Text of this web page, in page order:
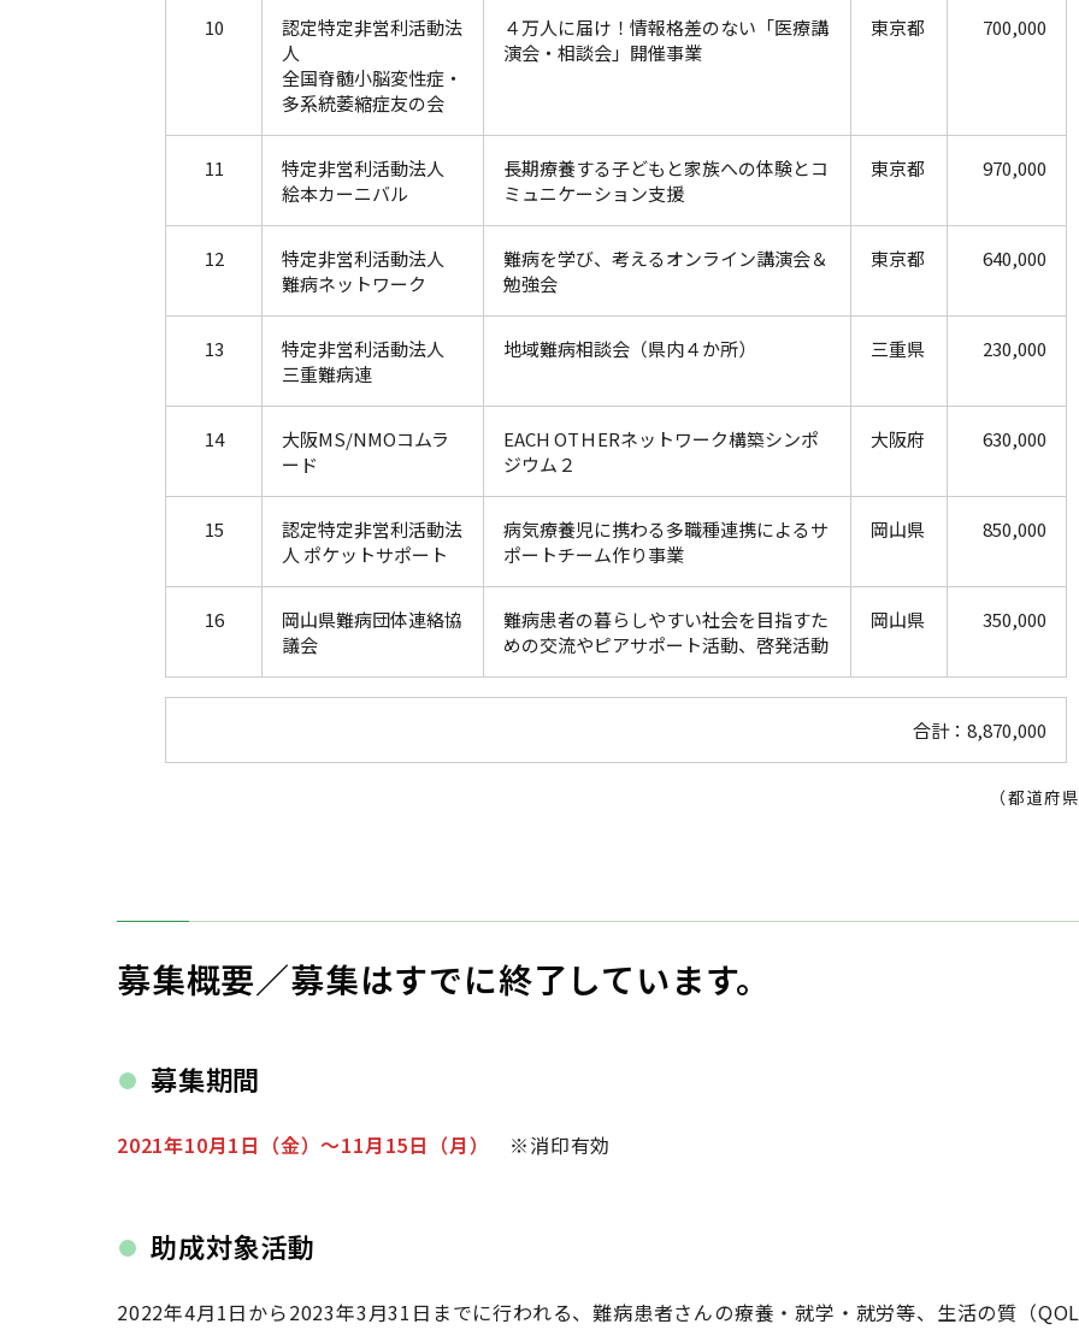
10
認定特定非営利活動法
人
全国脊髄小脳変性症・
多系統萎縮症友の会
４万人に届け！情報格差のない「医療講
演会・相談会」開催事業
東京都 700,000
11
特定非営利活動法人
絵本カーニバル
長期療養する子どもと家族への体験とコ
ミュニケーション支援
東京都 970,000
12
特定非営利活動法人
難病ネットワーク
難病を学び、考えるオンライン講演会＆
勉強会
東京都 640,000
13
特定非営利活動法人
三重難病連
地域難病相談会（県内４か所） 三重県 230,000
14
大阪MS/NMOコムラ
ード
EACH OTＨERネットワーク構築シンポ
ジウム２
大阪府 630,000
15
認定特定非営利活動法
人 ポケットサポート
病気療養児に携わる多職種連携によるサ
ポートチーム作り事業
岡山県 850,000
16
岡山県難病団体連絡協
議会
難病患者の暮らしやすい社会を目指すた
めの交流やピアサポート活動、啓発活動
岡山県 350,000
合計：8,870,000
（都道府
募集概要／募集はすでに終了しています。
募集期間
2021年10月1日（金）～11月15日（月） ※消印有効
助成対象活動
2022年4月1日から2023年3月31日までに行われる、難病患者さんの療養・就学・就労等、生活の質（